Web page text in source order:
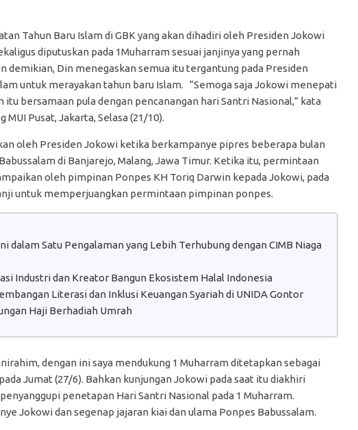
Tahun Baru Islam di GBK yang akan dihadiri oleh Presiden Jokowi
diputuskan pada 1Muharram sesuai janjinya yang pernah
demikian, Din menegaskan semua itu tergantung pada Presiden
untuk merayakan tahun baru Islam. “Semoga saja Jokowi menepati
itu bersamaan pula dengan pencanangan hari Santri Nasional,” kata
Pusat, Jakarta, Selasa (21/10).
oleh Presiden Jokowi ketika berkampanye pipres beberapa bulan
di Banjarejo, Malang, Jawa Timur. Ketika itu, permintaan
oleh pimpinan Ponpes KH Toriq Darwin kepada Jokowi, pada
untuk memperjuangkan permintaan pimpinan ponpes.
dalam Satu Pengalaman yang Lebih Terhubung dengan CIMB Niaga
Industri dan Kreator Bangun Ekosistem Halal Indonesia
Literasi dan Inklusi Keuangan Syariah di UNIDA Gontor
Haji Berhadiah Umrah
dengan ini saya mendukung 1 Muharram ditetapkan sebagai
Jumat (27/6). Bahkan kunjungan Jokowi pada saat itu diakhiri
penetapan Hari Santri Nasional pada 1 Muharram.
Jokowi dan segenap jajaran kiai dan ulama Ponpes Babussalam.